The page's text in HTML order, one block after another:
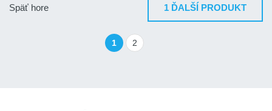
Späť hore 1 ĎALŠÍ PRODUKT
1 2